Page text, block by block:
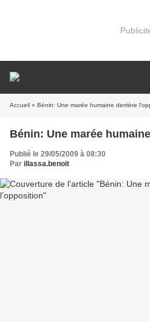
Accueil » Bénin: Une marée humaine derrière
Bénin: Une marée
Publié le 29/05/2009 à 08:30
Par illassa.benoit